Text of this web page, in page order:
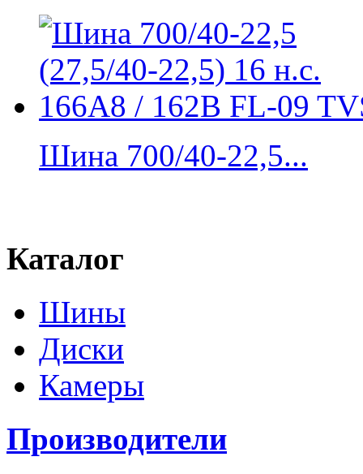
Шина 700/40-22,5...
Каталог
Шины
Диски
Камеры
Производители